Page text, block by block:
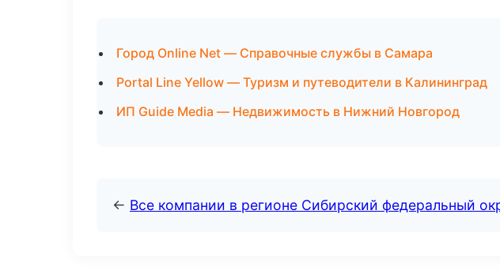
Город Online Net — Справочные службы в Самара
Portal Line Yellow — Туризм и путеводители в Калининград
ИП Guide Media — Недвижимость в Нижний Новгород
← Все компании в регионе Сибирский федеральный